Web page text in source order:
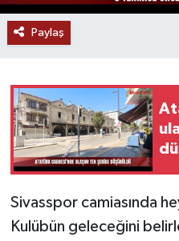
Paylaş
Sivasspor camiasında
Kulübün geleceğini
YAŞAM